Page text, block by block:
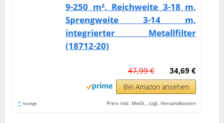
9-250 m², Reichweite 3-18 m,
Sprengweite 3-14 m,
integrierter Metallfilter
(18712-20)
34,69 €
47,99 €
Bei Amazon ansehen
* Anzeige Preis inkl. MwSt., zzgl. Versandkosten